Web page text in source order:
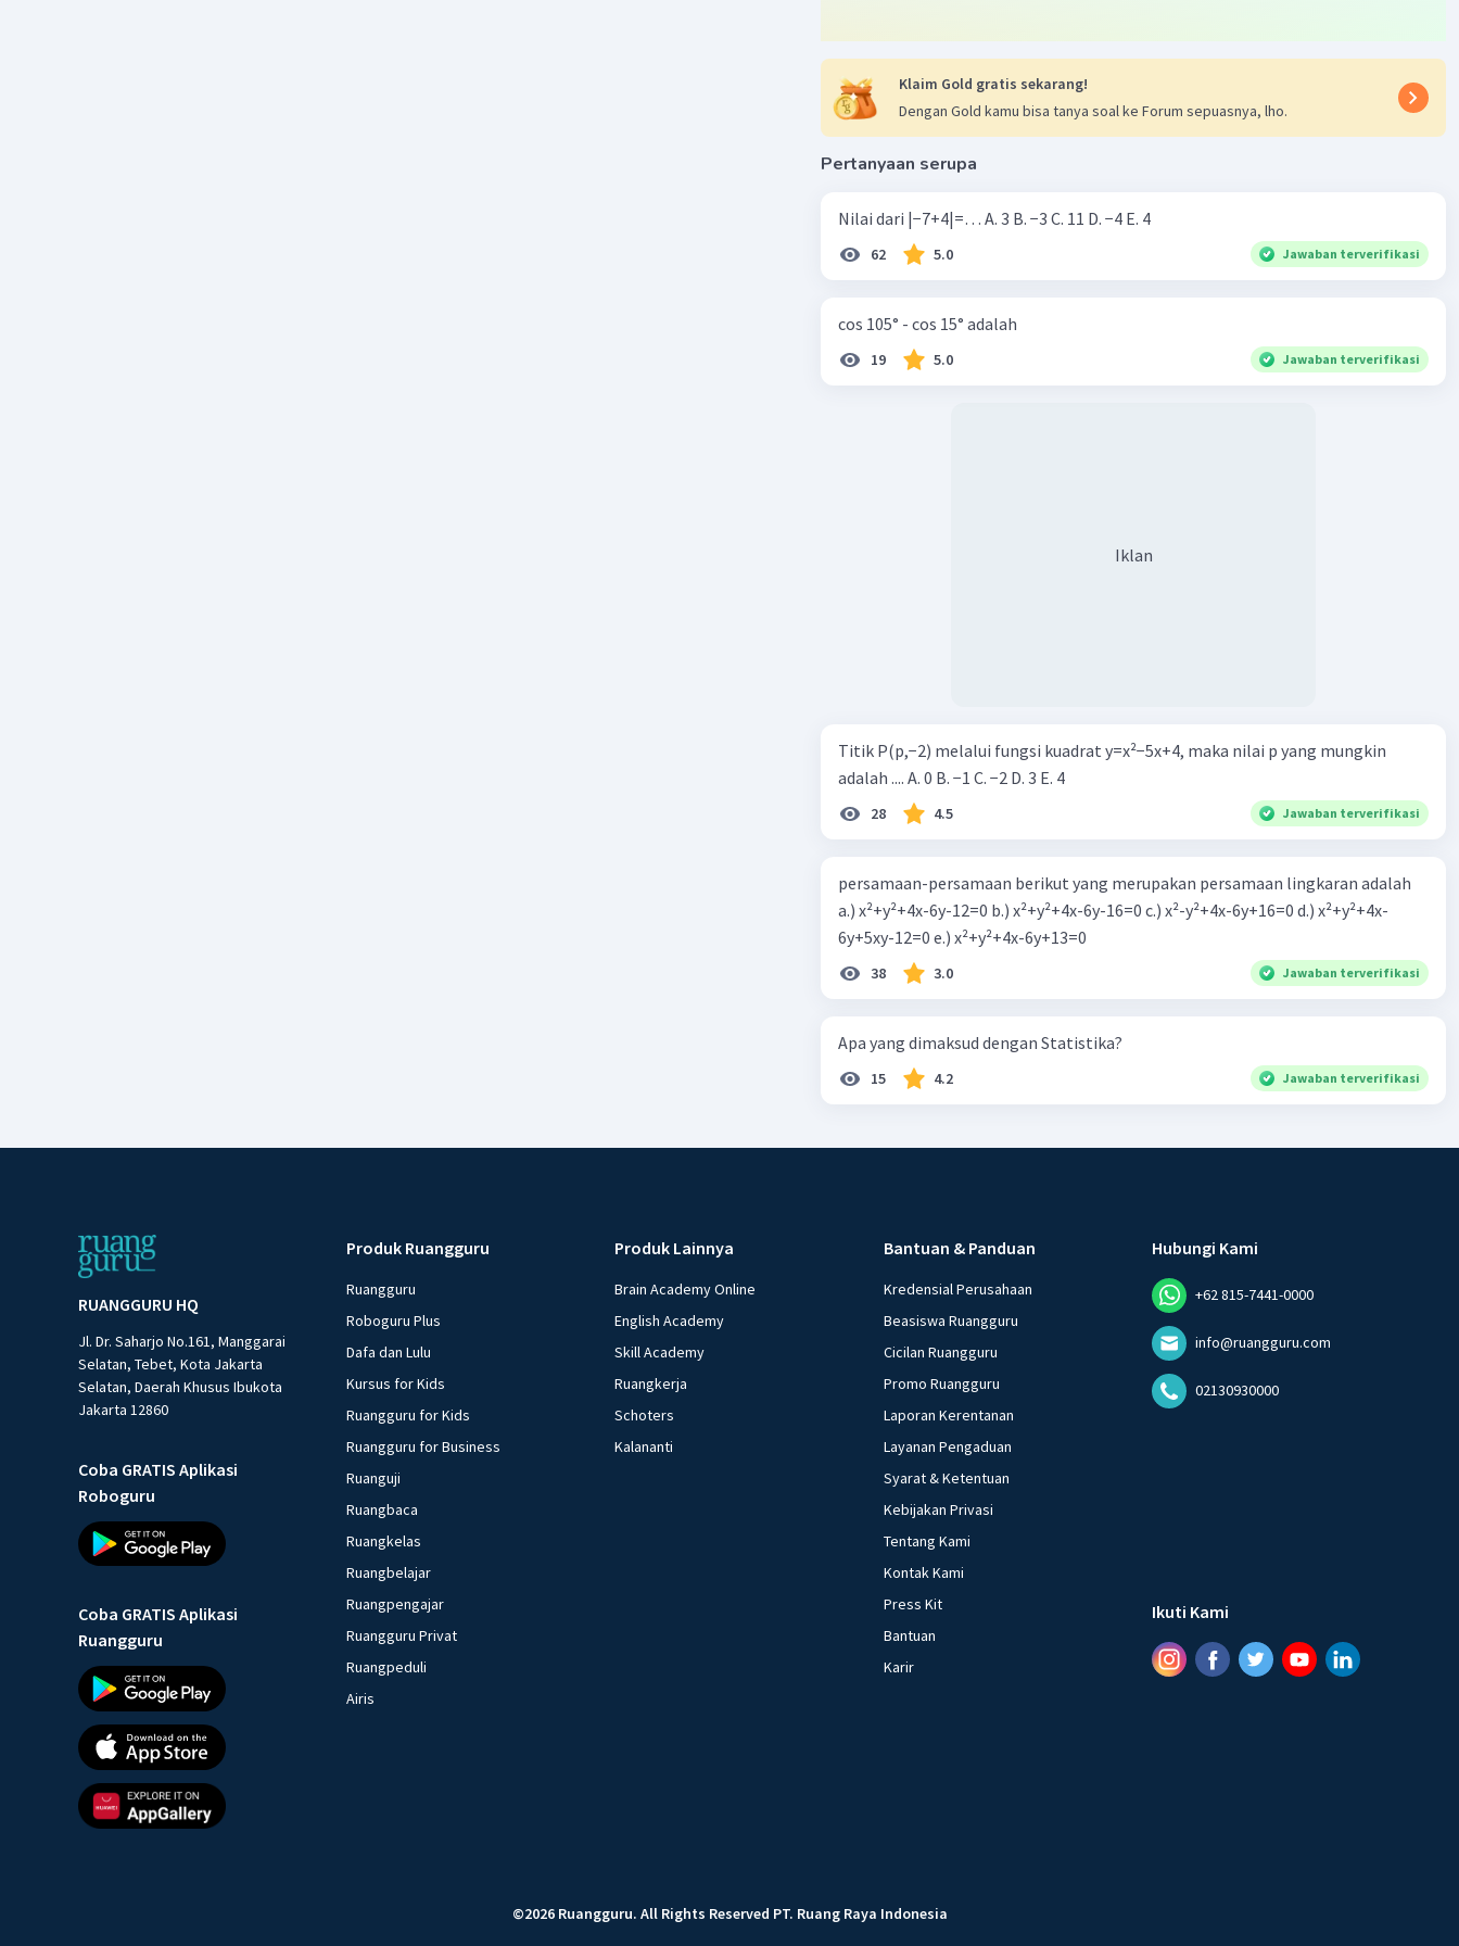
08 Oktober 2023 08:05
makasihh
Klaim Gold gratis sekarang!
Dengan Gold kamu bisa tanya soal ke Forum sepuasnya, lho.
Pertanyaan serupa
Nilai dari |−7+4|=… A. 3 B. −3 C. 11 D. −4 E. 4
62 5.0 Jawaban terverifikasi
cos 105° - cos 15° adalah
19 5.0 Jawaban terverifikasi
Iklan
Titik P(p,−2) melalui fungsi kuadrat y=x²−5x+4, maka nilai p yang mungkin
adalah .... A. 0 B. −1 C. −2 D. 3 E. 4
28 4.5 Jawaban terverifikasi
persamaan-persamaan berikut yang merupakan persamaan lingkaran adalah
a.) x²+y²+4x-6y-12=0 b.) x²+y²+4x-6y-16=0 c.) x²-y²+4x-6y+16=0 d.) x²+y²+4x-
6y+5xy-12=0 e.) x²+y²+4x-6y+13=0
38 3.0 Jawaban terverifikasi
Apa yang dimaksud dengan Statistika?
15 4.2 Jawaban terverifikasi
RUANGGURU HQ
Jl. Dr. Saharjo No.161, Manggarai
Selatan, Tebet, Kota Jakarta
Selatan, Daerah Khusus Ibukota
Jakarta 12860
Coba GRATIS Aplikasi
Roboguru
Coba GRATIS Aplikasi
Ruangguru
Produk Ruangguru
Ruangguru
Roboguru Plus
Dafa dan Lulu
Kursus for Kids
Ruangguru for Kids
Ruangguru for Business
Ruanguji
Ruangbaca
Ruangkelas
Ruangbelajar
Ruangpengajar
Ruangguru Privat
Ruangpeduli
Airis
Produk Lainnya
Brain Academy Online
English Academy
Skill Academy
Ruangkerja
Schoters
Kalananti
Bantuan & Panduan
Kredensial Perusahaan
Beasiswa Ruangguru
Cicilan Ruangguru
Promo Ruangguru
Laporan Kerentanan
Layanan Pengaduan
Syarat & Ketentuan
Kebijakan Privasi
Tentang Kami
Kontak Kami
Press Kit
Bantuan
Karir
Hubungi Kami
+62 815-7441-0000
info@ruangguru.com
02130930000
Ikuti Kami
©2026 Ruangguru. All Rights Reserved PT. Ruang Raya Indonesia